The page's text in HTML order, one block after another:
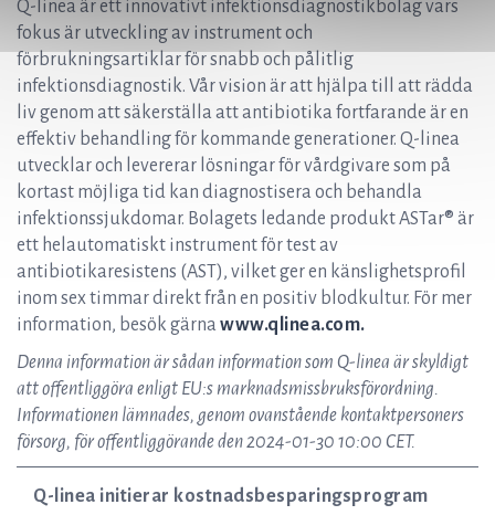
Q-linea är ett innovativt infektionsdiagnostikbolag vars
fokus är utveckling av instrument och
förbrukningsartiklar för snabb och pålitlig
infektionsdiagnostik. Vår vision är att hjälpa till att rädda
liv genom att säkerställa att antibiotika fortfarande är en
effektiv behandling för kommande generationer. Q-linea
utvecklar och levererar lösningar för vårdgivare som på
kortast möjliga tid kan diagnostisera och behandla
infektionssjukdomar. Bolagets ledande produkt ASTar® är
ett helautomatiskt instrument för test av
antibiotikaresistens (AST), vilket ger en känslighetsprofil
inom sex timmar direkt från en positiv blodkultur. För mer
information, besök gärna www.qlinea.com.
Denna information är sådan information som Q-linea är skyldigt
att offentliggöra enligt EU:s marknadsmissbruksförordning.
Informationen lämnades, genom ovanstående kontaktpersoners
försorg, för offentliggörande den 2024-01-30 10:00 CET.
Q-linea initierar kostnadsbesparingsprogram